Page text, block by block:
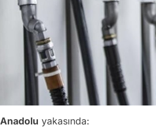
Anadolu yakasında: